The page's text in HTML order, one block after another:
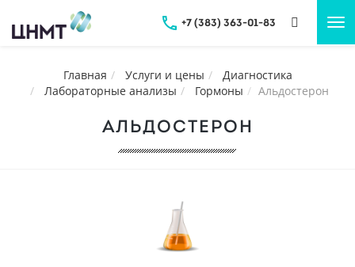
+7 (383) 363-01-83
Главная Услуги и цены
Диагностика
Лабораторные анализы
Гормоны Альдостерон
АЛЬДОСТЕРОН